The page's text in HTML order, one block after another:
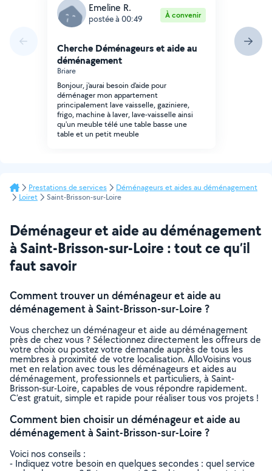
Emeline R.
postée à 00:49 À convenir
Cherche Déménageurs et aide au
déménagement
Briare
Bonjour, j'aurai besoin d'aide pour
déménager mon appartement
principalement lave vaisselle, gaziniere,
frigo, machine à laver, lave-vaisselle ainsi
qu'un meuble télé une table basse une
table et un petit meuble
Prestations de services
Déménageurs et aides au déménagement
Loiret
Saint-Brisson-sur-Loire
Déménageur et aide au déménagement
à Saint-Brisson-sur-Loire : tout ce qu’il
faut savoir
Comment trouver un déménageur et aide au
déménagement à Saint-Brisson-sur-Loire ?
Vous cherchez un déménageur et aide au déménagement
près de chez vous ? Sélectionnez directement les offreurs de
votre choix ou postez votre demande auprès de tous les
membres à proximité de votre localisation. AlloVoisins vous
met en relation avec tous les déménageurs et aides au
déménagement, professionnels et particuliers, à Saint-
Brisson-sur-Loire, capables de vous répondre rapidement.
C’est gratuit, simple et rapide pour réaliser tous vos projets !
Comment bien choisir un déménageur et aide au
déménagement à Saint-Brisson-sur-Loire ?
Voici nos conseils :
- Indiquez votre besoin en quelques secondes : quel service